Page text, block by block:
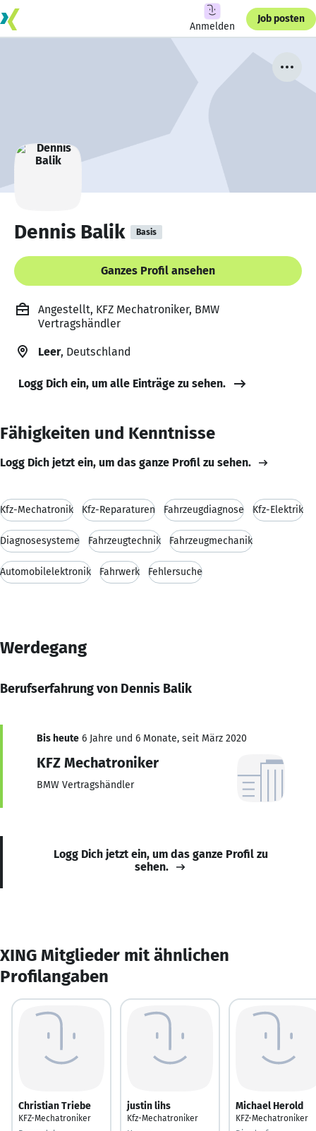
Anmelden
Job posten
Dennis Balik Basis
Ganzes Profil ansehen
Angestellt, KFZ Mechatroniker, BMW
Vertragshändler
Leer, Deutschland
Logg Dich ein, um alle Einträge zu sehen.
Fähigkeiten und Kenntnisse
Logg Dich jetzt ein, um das ganze Profil zu sehen.
Kfz-Mechatronik Kfz-Reparaturen Fahrzeugdiagnose Kfz-Elektrik
Diagnosesysteme Fahrzeugtechnik Fahrzeugmechanik
Automobilelektronik Fahrwerk Fehlersuche
Werdegang
Berufserfahrung von Dennis Balik
Bis heute 6 Jahre und 6 Monate, seit März 2020
KFZ Mechatroniker
BMW Vertragshändler
Logg Dich jetzt ein, um das ganze Profil zu
sehen.
XING Mitglieder mit ähnlichen
Profilangaben
Christian Triebe
KFZ-Mechatroniker
justin lihs
Kfz-Mechatroniker
Michael Herold
KFZ-Mechatroniker